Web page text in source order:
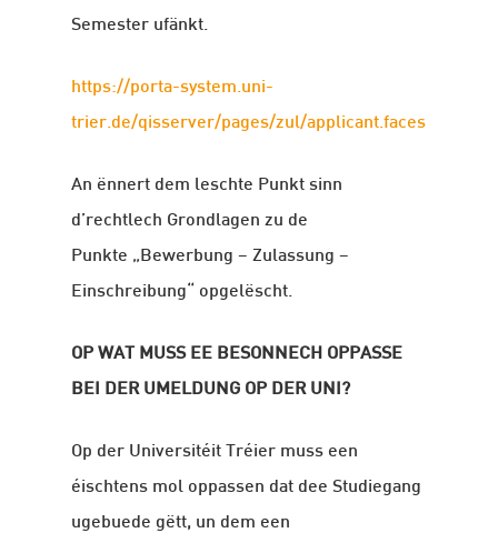
Semester ufänkt.
https://porta-system.uni-
trier.de/qisserver/pages/zul/applicant.faces
An ënnert dem leschte Punkt sinn
d’rechtlech Grondlagen zu de
Punkte „Bewerbung – Zulassung –
Einschreibung“ opgelëscht.
OP WAT MUSS EE BESONNECH OPPASSE
BEI DER UMELDUNG OP DER UNI?
Op der Universitéit Tréier muss een
éischtens mol oppassen dat dee Studiegang
ugebuede gëtt, un dem een